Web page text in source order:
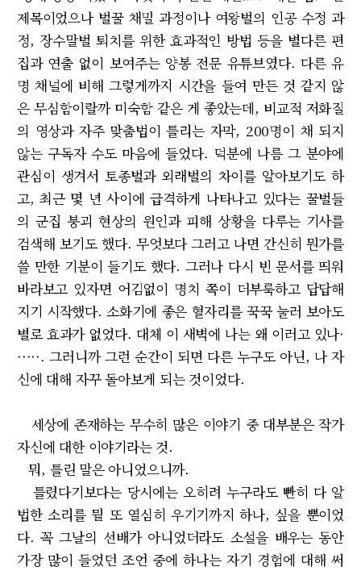
제목이었으나 벌꿀 채밀 과정이나 여왕벌의 인공 수정 과
정, 장수말벌 퇴치를 위한 효과적인 방법 등을 별다른 편
집과 연출 없이 보여주는 양봉 전문 유튜브였다. 다른 유
명 채널에 비해 그렇게까지 시간을 들여 만든 것 같지 않
은 무심함이랄까 미숙함 같은 게 좋았는데, 비교적 저화질
의 영상과 자주 맞춤법이 틀리는 자막, 200명이 채 되지
않는 구독자 수도 마음에 들었다. 덕분에 나름 그 분야에
관심이 생겨서 토종벌과 외래벌의 차이를 알아보기도 하
고, 최근 몇 년 사이에 급격하게 나타나고 있다는 꿀벌들
의 군집 붕괴 현상의 원인과 피해 상황을 다루는 기사를
검색해 보기도 했다. 무엇보다 그러고 나면 간신히 뭔가를
쓸 만한 기분이 들기도 했다. 그러나 다시 빈 문서를 띄워
바라보고 있자면 어김없이 명치 쪽이 더부룩하고 답답해
지기 시작했다. 소화기에 좋은 혈자리를 꾹꾹 눌러 보아도
별로 효과가 없었다. 대체 이 새벽에 나는 왜 이러고 있나·
·····. 그러니까 그런 순간이 되면 다른 누구도 아닌, 나 자
신에 대해 자꾸 돌아보게 되는 것이었다.
세상에 존재하는 무수히 많은 이야기 중 대부분은 작가
자신에 대한 이야기라는 것.
뭐, 틀린 말은 아니었으니까.
틀렸다기보다는 당시에는 오히려 누구라도 빤히 다 알
법한 소리를 뭘 또 열심히 우기기까지 하나, 싶을 뿐이었
다. 꼭 그날의 선배가 아니었더라도 소설을 배우는 동안
가장 많이 들었던 조언 중에 하나는 자기 경험에 대해 써